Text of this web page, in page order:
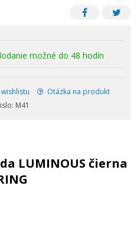
možné do 48 hodín
Otázka na produkt
M41
LUMINOUS čierna